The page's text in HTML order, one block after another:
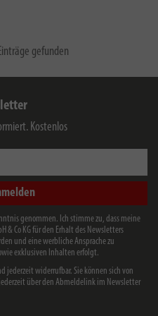
gefunden
Kostenlos
genommen. Ich stimme zu, dass meine
& Co KG für den Erhalt des Newsletters
und eine werbliche Ansprache zu
exklusiven Inhalten erfolgt.
jederzeit widerrufbar. Sie können sich von
über den Abmeldelink im Newsletter